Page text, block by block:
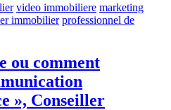
video immobiliere marketing
immobilier professionnel de
ou comment
», Conseiller